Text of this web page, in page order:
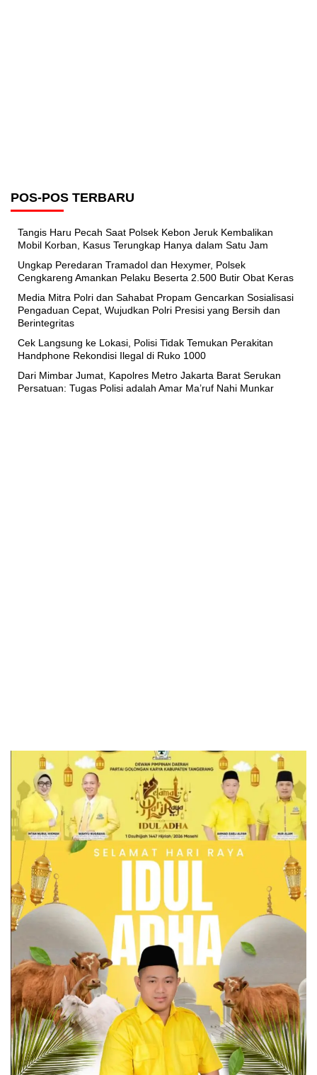
POS-POS TERBARU
Tangis Haru Pecah Saat Polsek Kebon Jeruk Kembalikan
Mobil Korban, Kasus Terungkap Hanya dalam Satu Jam
Ungkap Peredaran Tramadol dan Hexymer, Polsek
Cengkareng Amankan Pelaku Beserta 2.500 Butir Obat Keras
Media Mitra Polri dan Sahabat Propam Gencarkan Sosialisasi
Pengaduan Cepat, Wujudkan Polri Presisi yang Bersih dan
Berintegritas
Cek Langsung ke Lokasi, Polisi Tidak Temukan Perakitan
Handphone Rekondisi Ilegal di Ruko 1000
Dari Mimbar Jumat, Kapolres Metro Jakarta Barat Serukan
Persatuan: Tugas Polisi adalah Amar Ma’ruf Nahi Munkar